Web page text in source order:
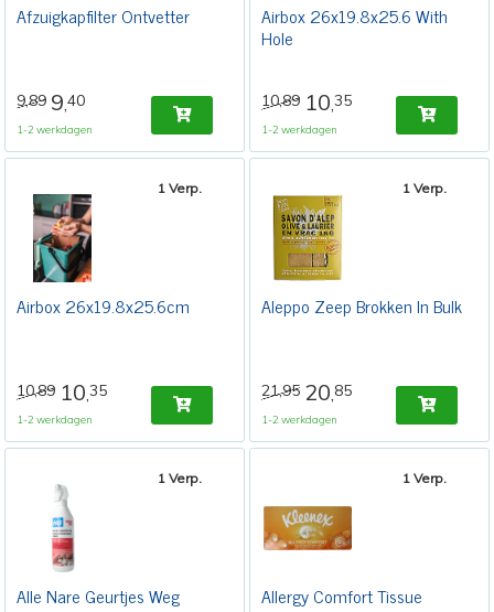
Afzuigkapfilter Ontvetter
9,89 9,40
1-2 werkdagen
Airbox 26x19.8x25.6 With
Hole
10,89 10,35
1-2 werkdagen
1 Verp.
Airbox 26x19.8x25.6cm
10,89 10,35
1-2 werkdagen
1 Verp.
Aleppo Zeep Brokken In Bulk
21,95 20,85
1-2 werkdagen
1 Verp.
Alle Nare Geurtjes Weg
1 Verp.
Allergy Comfort Tissue